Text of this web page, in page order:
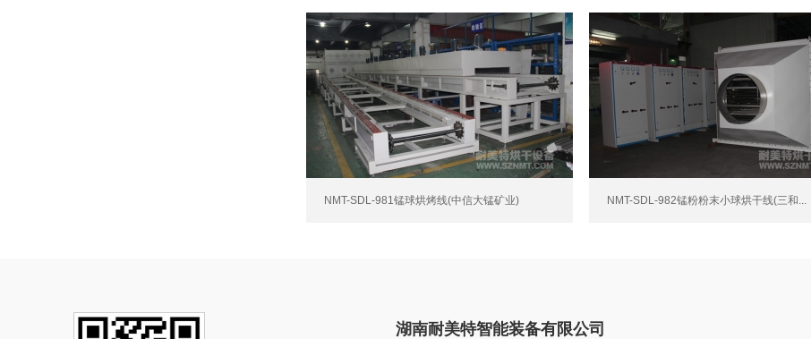
NMT-SDL-981锰球烘烤线(中信大锰矿业) NMT-SDL-982锰粉粉末小球烘干线(三和...
湖南耐美特智能装备有限公司